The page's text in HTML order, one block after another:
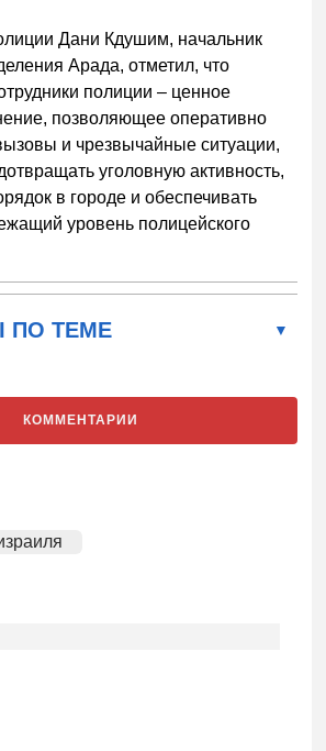
Дани Кдушим, начальник
Арада, отметил, что
полиции – ценное
позволяющее оперативно
и чрезвычайные ситуации,
уголовную активность,
в городе и обеспечивать
уровень полицейского
ПО ТЕМЕ
КОММЕНТАРИИ